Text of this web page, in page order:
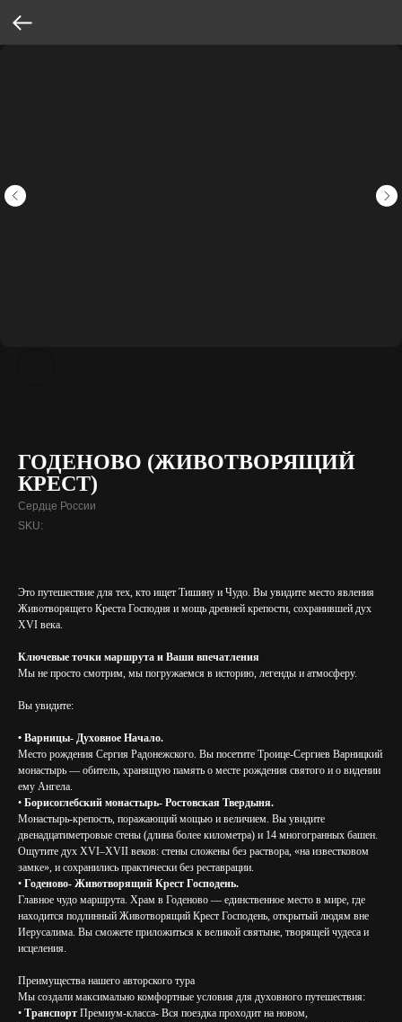
ГОДЕНОВО (ЖИВОТВОРЯЩИЙ
КРЕСТ)
Сердце России
SKU:
Это путешествие для тех, кто ищет Тишину и Чудо. Вы увидите место явления
Животворящего Креста Господня и мощь древней крепости, сохранившей дух
XVI века.
Ключевые точки маршрута и Ваши впечатления
Мы не просто смотрим, мы погружаемся в историю, легенды и атмосферу.
Вы увидите:
• Варницы- Духовное Начало.
Место рождения Сергия Радонежского. Вы посетите Троице-Сергиев Варницкий
монастырь — обитель, хранящую память о месте рождения святого и о видении
ему Ангела.
• Борисоглебский монастырь- Ростовская Твердыня.
Монастырь-крепость, поражающий мощью и величием. Вы увидите
двенадцатиметровые стены (длина более километра) и 14 многогранных башен.
Ощутите дух XVI–XVII веков: стены сложены без раствора, «на известковом
замке», и сохранились практически без реставрации.
• Годеново- Животворящий Крест Господень.
Главное чудо маршрута. Храм в Годеново — единственное место в мире, где
находится подлинный Животворящий Крест Господень, открытый людям вне
Иерусалима. Вы сможете приложиться к великой святыне, творящей чудеса и
исцеления.
Преимущества нашего авторского тура
Мы создали максимально комфортные условия для духовного путешествия:
• Транспорт Премиум-класса- Вся поездка проходит на новом,